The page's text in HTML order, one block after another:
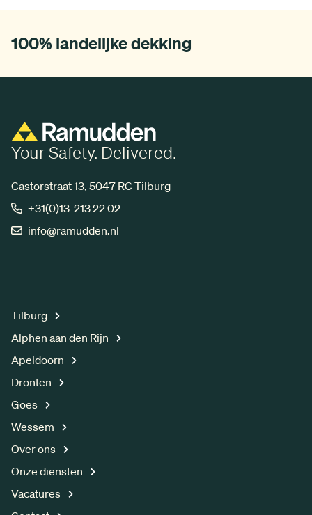
100% landelijke dekking
Your Safety. Delivered.
Castorstraat 13, 5047 RC Tilburg
+31(0)13-213 22 02
info@ramudden.nl
Tilburg
Alphen aan den Rijn
Apeldoorn
Dronten
Goes
Wessem
Over ons
Onze diensten
Vacatures